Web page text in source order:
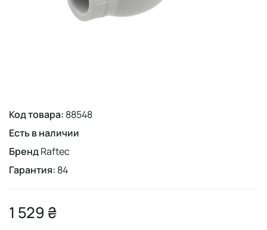
Код товара: 88548
Есть в наличии
БрендRaftec
Гарантия: 84
1 529 ₴